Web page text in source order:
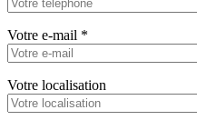
Votre e-mail *
Votre localisation